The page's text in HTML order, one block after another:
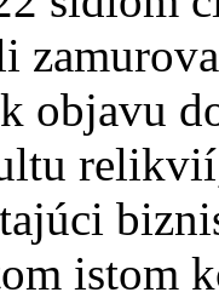
objavu
istom